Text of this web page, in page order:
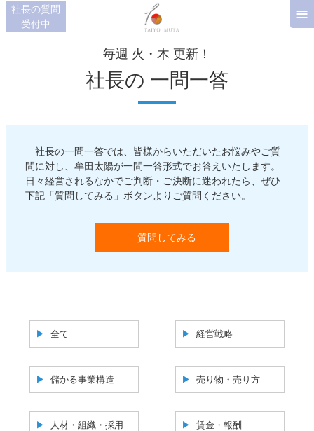
社長の質問
受付中
≡
毎週 火・木 更新！
社長の 一問一答
社長の一問一答では、皆様からいただいたお悩みやご質
問に対し、牟田太陽が一問一答形式でお答えいたします。
日々経営されるなかでご判断・ご決断に迷われたら、ぜひ
下記「質問してみる」ボタンよりご質問ください。
質問してみる
全て 経営戦略
儲かる事業構造 売り物・売り方
人材・組織・採用 賃金・報酬